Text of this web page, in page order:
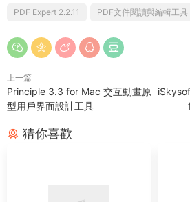
PDF Expert 2.2.11 PDF文件閱讀與編輯工具
上一篇
Principle 3.3 for Mac 交互動畫原
型用戶界面設計工具
猜你喜歡